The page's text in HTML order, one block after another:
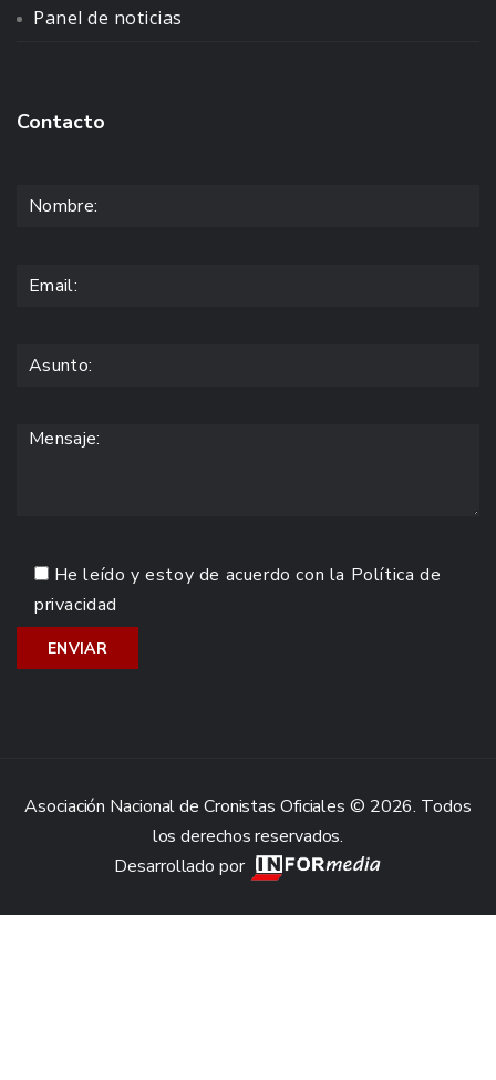
Panel de noticias
Contacto
He leído y estoy de acuerdo con la Política de
privacidad
Asociación Nacional de Cronistas Oficiales © 2026. Todos
los derechos reservados.
Desarrollado por